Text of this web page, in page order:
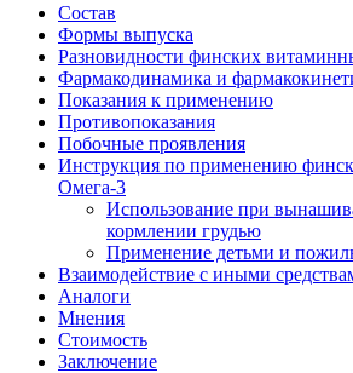
Состав
Формы выпуска
Разновидности финских
Фармакодинамика и
Показания к применению
Противопоказания
Побочные проявления
Инструкция по применению
Омега-3
Использование при
кормлении грудью
Применение детьми и
Взаимодействие с иными
Аналоги
Мнения
Стоимость
Заключение